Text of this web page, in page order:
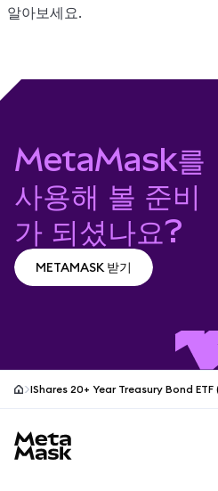
알아보세요.
MetaMask를
사용해 볼 준비
가 되셨나요?
METAMASK 받기
IShares 20+ Year Treasury Bond